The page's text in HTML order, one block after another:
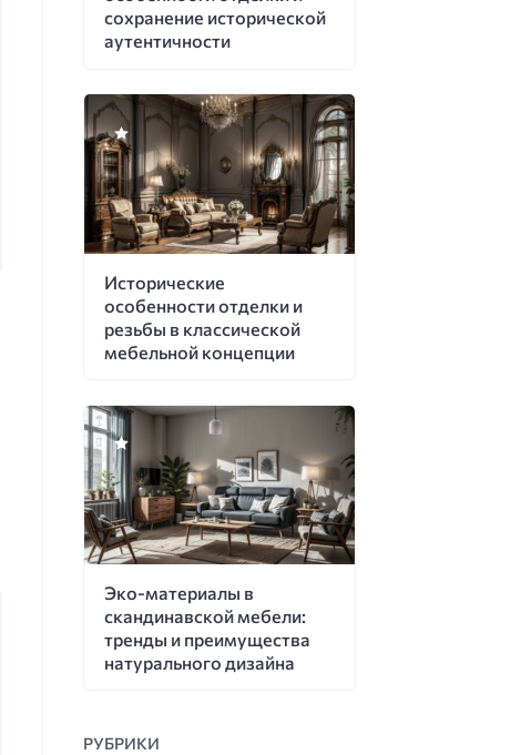
сохранение исторической
аутентичности
Исторические
особенности отделки и
резьбы в классической
мебельной концепции
Эко-материалы в
скандинавской мебели:
тренды и преимущества
натурального дизайна
РУБРИКИ